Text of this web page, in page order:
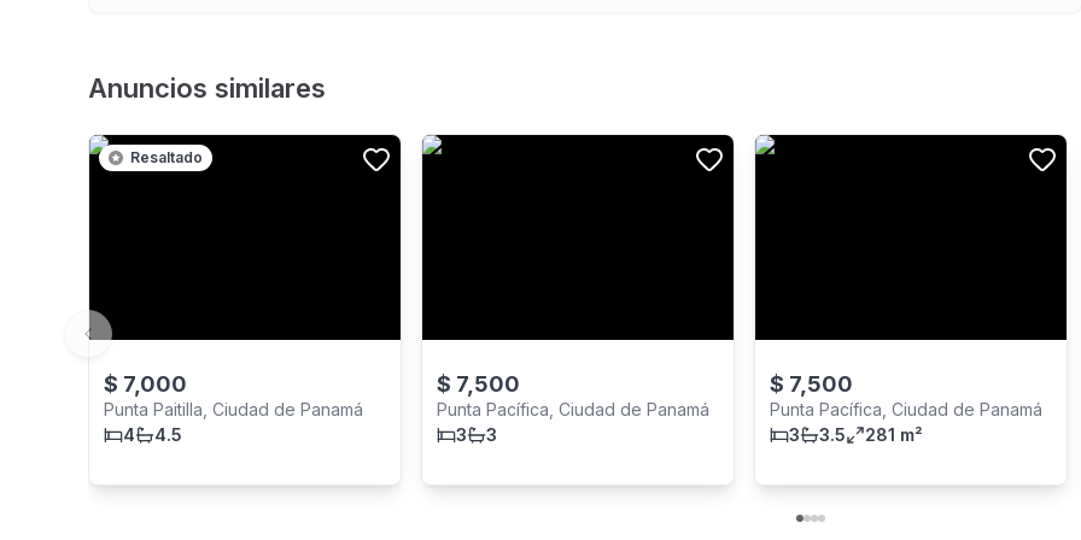
Anuncios similares
Resaltado
$ 7,000
Punta Paitilla, Ciudad de Panamá
4
4.5
$ 7,500
Punta Pacífica, Ciudad de Panamá
3
3
$ 7,500
Punta Pacífica, Ciudad de Panamá
3
3.5 281 m²
Previous slide